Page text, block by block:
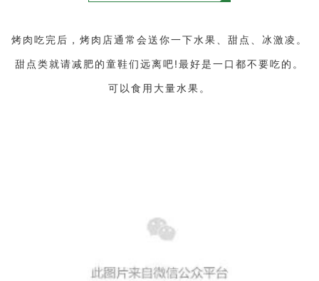
烤肉吃完后，烤肉店通常会送你一下水果、甜点、冰激凌。
甜点类就请减肥的童鞋们远离吧!最好是一口都不要吃的。
可以食用大量水果。